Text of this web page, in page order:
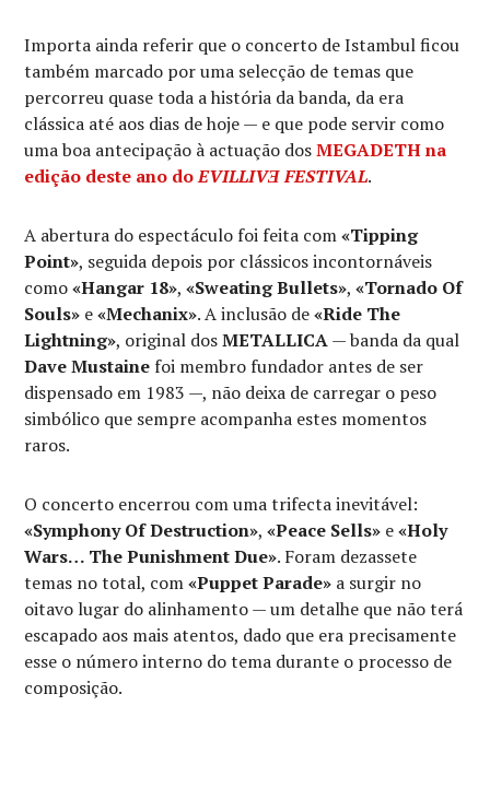
Importa ainda referir que o concerto de Istambul ficou
também marcado por uma selecção de temas que
percorreu quase toda a história da banda, da era
clássica até aos dias de hoje — e que pode servir como
uma boa antecipação à actuação dosMEGADETHna
edição deste ano doEVILLIVƎ FESTIVAL.
A abertura do espectáculo foi feita com«Tipping
Point», seguida depois por clássicos incontornáveis
como«Hangar 18»,«Sweating Bullets»,«Tornado Of
Souls» e«Mechanix». A inclusão de«Ride The
Lightning», original dosMETALLICA— banda da qual
Dave Mustaine foi membro fundador antes de ser
dispensado em 1983 —, não deixa de carregar o peso
simbólico que sempre acompanha estes momentos
raros.
O concerto encerrou com uma trifecta inevitável:
«Symphony Of Destruction»,«Peace Sells» e«Holy
Wars… The Punishment Due». Foram dezassete
temas no total, com«Puppet Parade» a surgir no
oitavo lugar do alinhamento — um detalhe que não terá
escapado aos mais atentos, dado que era precisamente
esse o número interno do tema durante o processo de
composição.